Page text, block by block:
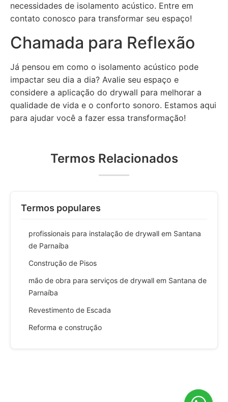
necessidades de isolamento acústico. Entre em
contato conosco para transformar seu espaço!
Chamada para Reflexão
Já pensou em como o isolamento acústico pode
impactar seu dia a dia? Avalie seu espaço e
considere a aplicação do drywall para melhorar a
qualidade de vida e o conforto sonoro. Estamos aqui
para ajudar você a fazer essa transformação!
Termos Relacionados
Termos populares
profissionais para instalação de drywall em Santana
de Parnaíba
Construção de Pisos
mão de obra para serviços de drywall em Santana de
Parnaíba
Revestimento de Escada
Reforma e construção